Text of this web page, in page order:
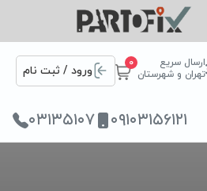
ارسال سریع
تهران و شهرستان
0
ورود / ثبت نام
۰۹۱۰۳۱۵۶۱۲۱ ۰۳۱۳۵۱۰۷